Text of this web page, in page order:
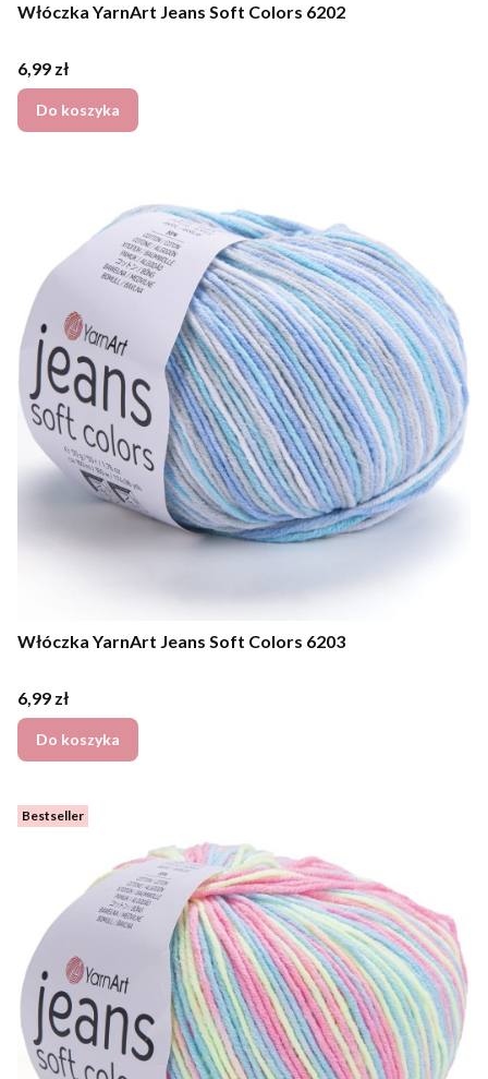
Włóczka YarnArt Jeans Soft Colors 6202
Cena
6,99 zł
Do koszyka
Włóczka YarnArt Jeans Soft Colors 6203
Cena
6,99 zł
Do koszyka
Bestseller